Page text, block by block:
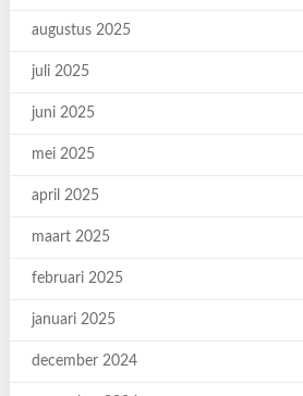
augustus 2025
juli 2025
juni 2025
mei 2025
april 2025
maart 2025
februari 2025
januari 2025
december 2024